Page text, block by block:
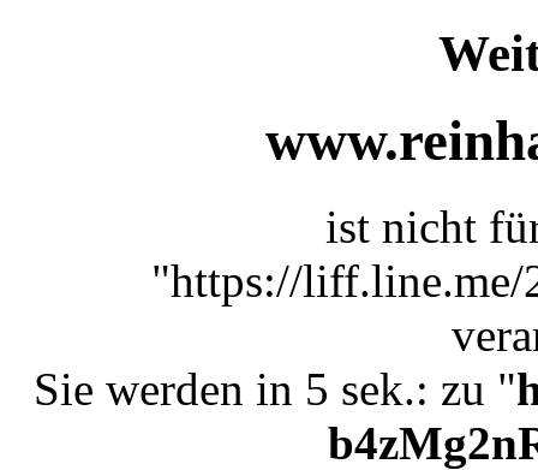
ist nicht
"https://liff.line.me/
Sie werden in 5 sek.: zu "